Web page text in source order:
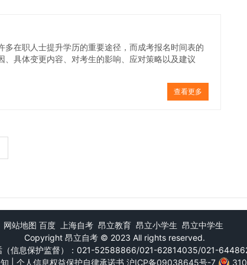
在职人士提升学历的重要途径，而成考报名时间表的
具体变更内容、对考生的影响、应对策略以及建议
查看更多
网站地图 百度 上海自考 昂立教育 昂立小学生 昂立中学生
Copyright 昂立自考 © 2023 All rights reserved.
（信息保护监督）：021-52588866/021-62814035/021-
个人信息权益保护自律承诺书 沪ICP备09038645号-7